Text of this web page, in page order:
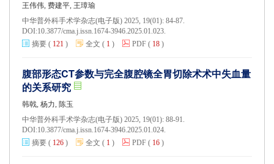
王伟伟, 费建平, 王璋瑜
中华普外科手术学杂志(电子版) 2025, 19(01): 84-87.
DOI:10.3877/cma.j.issn.1674-3946.2025.01.023.
摘要 ( 121 ) 全文 ( 1 ) PDF ( 18 )
腹部形态CT参数与完全腹腔镜全胃切除术术中失血量
的关系研究
韩戟, 杨力, 陈玉
中华普外科手术学杂志(电子版) 2025, 19(01): 88-91.
DOI:10.3877/cma.j.issn.1674-3946.2025.01.024.
摘要 ( 126 ) 全文 ( 1 ) PDF ( 16 )